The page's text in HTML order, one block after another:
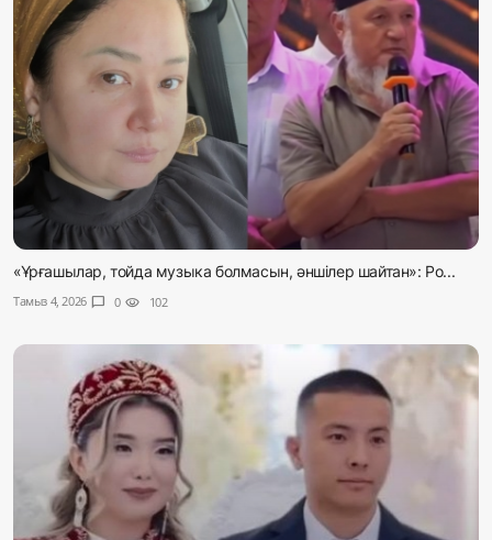
«Ұрғашылар, тойда музыка болмасын, әншілер шайтан»: Ро...
Тамыз 4, 2026 chat_bubble 0 visibility 102